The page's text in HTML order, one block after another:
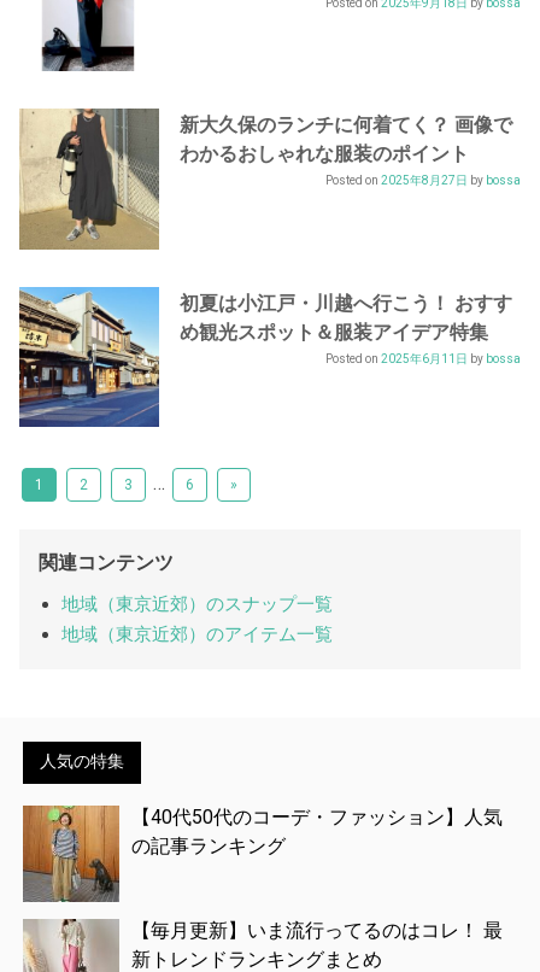
Posted on 2025年9月18日 by bossa
新大久保のランチに何着てく？ 画像で
わかるおしゃれな服装のポイント
Posted on 2025年8月27日 by bossa
初夏は小江戸・川越へ行こう！ おすす
め観光スポット＆服装アイデア特集
Posted on 2025年6月11日 by bossa
1 2 3 … 6 »
関連コンテンツ
地域（東京近郊）のスナップ一覧
地域（東京近郊）のアイテム一覧
人気の特集
【40代50代のコーデ・ファッション】人気
の記事ランキング
【毎月更新】いま流行ってるのはコレ！ 最
新トレンドランキングまとめ